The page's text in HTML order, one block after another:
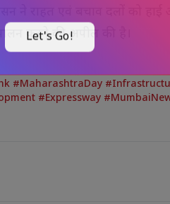
ने राहत एवं बचाव दलों को हाई
करने की अपील की है।
#MaharashtraDay
#Expressway